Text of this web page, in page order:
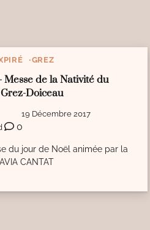
GREZ
Messe de la Nativité du
Doiceau
19 Décembre 2017
0
du jour de Noël animée par la
CANTAT